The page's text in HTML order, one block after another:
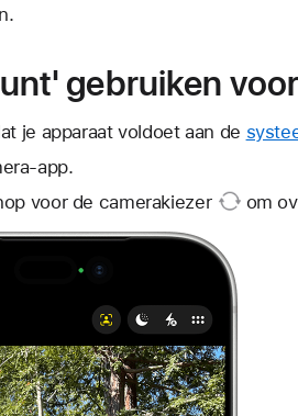
gebruiken
je apparaat voldoet aan de
app.
voor de camerakiezer om